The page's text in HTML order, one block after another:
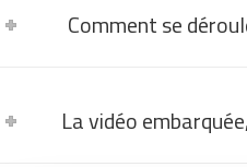
Comment se
La vidéo